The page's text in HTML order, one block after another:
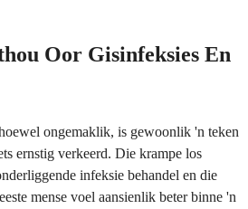
Oor Gisinfeksies En
ongemaklik, is gewoonlik 'n teken
ernstig verkeerd. Die krampe los
infeksie behandel en die
mense voel aansienlik beter binne 'n